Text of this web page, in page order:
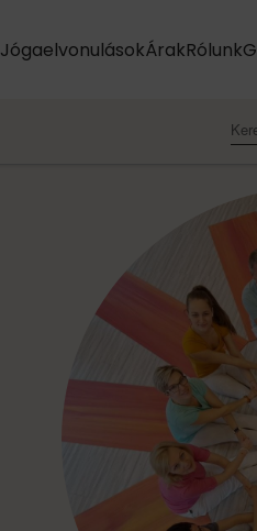
JógaelvonulásokÁrakRólunk